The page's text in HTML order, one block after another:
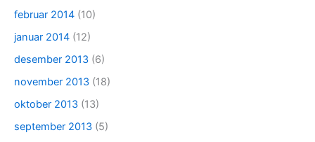
februar 2014 (10)
januar 2014 (12)
desember 2013 (6)
november 2013 (18)
oktober 2013 (13)
september 2013 (5)